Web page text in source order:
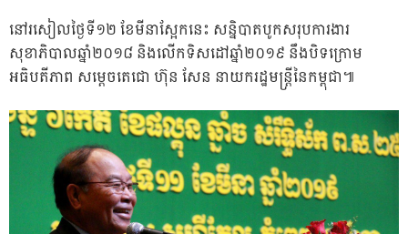
នៅរសៀលថ្ងៃទី១២ ខែ​មីនាស្អែកនេះ សន្និបាតបូកសរុបការងារ
សុខាភិបាលឆ្នាំ២០១៨ និងលើកទិសដៅឆ្នាំ២០១៩ នឹងបិទក្រោម
អធិបតីភាព​ សម្ដេចតេជោ ហ៊ុន សែន នាយករដ្ឋមន្ដ្រីនៃកម្ពុជា៕